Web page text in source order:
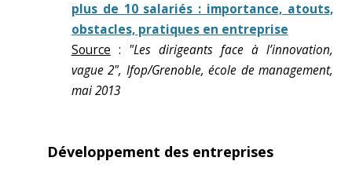
plus de 10 salariés : importance, atouts,
obstacles, pratiques en entreprise
Source : "Les dirigeants face à l’innovation,
vague 2", Ifop/Grenoble, école de management,
mai 2013
Développement des entreprises